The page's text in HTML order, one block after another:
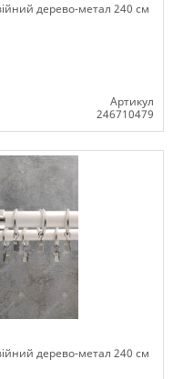
дерево-метал 240 см
Артикул
246710479
дерево-метал 240 см